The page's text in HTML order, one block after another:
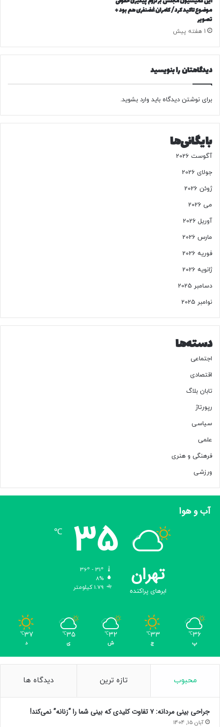
ب
ع
ا
م
ل
ت
ر
ر
ز
ا
ف
ز
و
ه
موضوع تاکید کرد/ کامران غضنفری هم بود +
تصویر
1 هفته پیش
دیدگاهتان را بنویسید
برای نوشتن دیدگاه باید وارد بشوید.
بایگانی‌ها
آگوست 2026
جولای 2026
ژوئن 2026
می 2026
آوریل 2026
مارس 2026
فوریه 2026
ژانویه 2026
دسامبر 2025
نوامبر 2025
دسته‌ها
اجتماعی
اقتصادی
تابان بلاگ
رپورتاژ
سیاسی
علمی
فرهنگی و هنری
ورزشی
آب و هوا
تهران
ابرهای پراکنده
35
℃
8%
1.79 کیلومتر
36
℃
پ
33
℃
ج
32
℃
ش
35
℃
ی
37
℃
د
محبوب تازه ترین دیدگاه ها
جراحی بینی مردانه: ۷ تفاوت کلیدی که بینی شما را “زنانه” نمی‌کند!
آبان 15, 1404